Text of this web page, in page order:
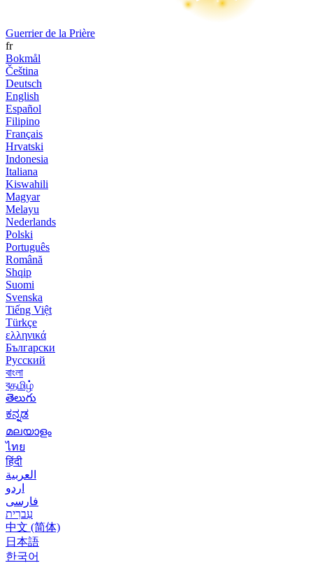
Guerrier de la Prière
fr
Bokmål
Čeština
Deutsch
English
Español
Filipino
Français
Hrvatski
Indonesia
Italiana
Kiswahili
Magyar
Melayu
Nederlands
Polski
Português
Română
Shqip
Suomi
Svenska
Tiếng Việt
Türkçe
ελληνικά
Български
Русский
বাংলা
বதமிழ்
తెలుగు
ಕನ್ನಡ
മലയാളം
ไทย
हिंदी
العربية
اردو
فارسی
עִברִית
中文 (简体)
日本語
한국어